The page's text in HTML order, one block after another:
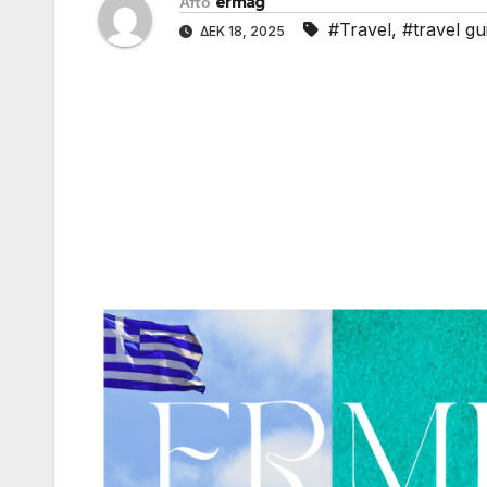
ΔΕΚ 18, 2025 #Travel, #travel